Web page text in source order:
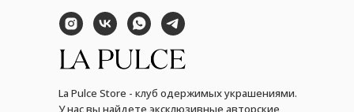
La Pulce Store - клуб одержимых украшениями.
У нас вы найдете эксклюзивные авторские